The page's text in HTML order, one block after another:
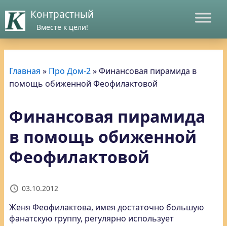
Контрастный
Вместе к цели!
Главная » Про Дом-2»Финансовая пирамида в
помощь обиженной Феофилактовой
Финансовая пирамида
в помощь обиженной
Феофилактовой
03.10.2012
Женя Феофилактова, имея достаточно большую
фанатскую группу, регулярно использует